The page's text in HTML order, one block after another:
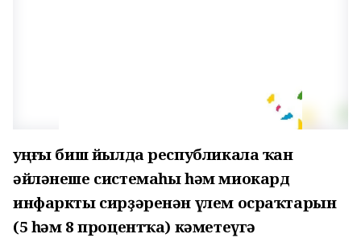
Һуңғы биш йылда республикала ҡан
әйләнеше системаһы һәм миокард
инфаркты сирҙәренән үлем осраҡтарын
(5 һәм 8 процентҡа) кәметеүгә